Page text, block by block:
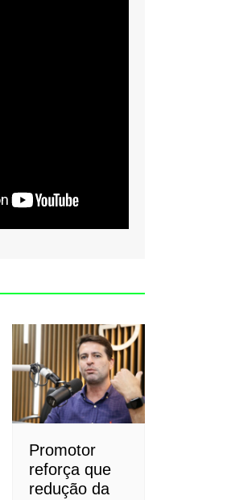
Promotor
reforça que
redução da